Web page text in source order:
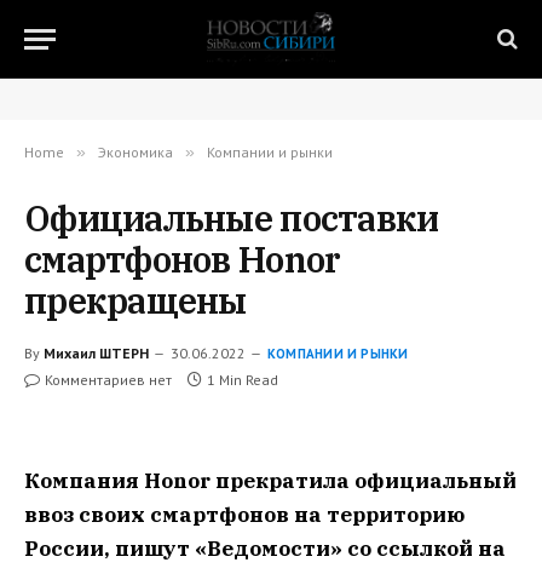
Home » Экономика » Компании и рынки
Официальные поставки
смартфонов Honor
прекращены
By Михаил ШТЕРН 30.06.2022 КОМПАНИИ И РЫНКИ
Комментариев нет 1 Min Read
Компания Honor прекратила официальный
ввоз своих смартфонов на территорию
России, пишут «Ведомости» со ссылкой на